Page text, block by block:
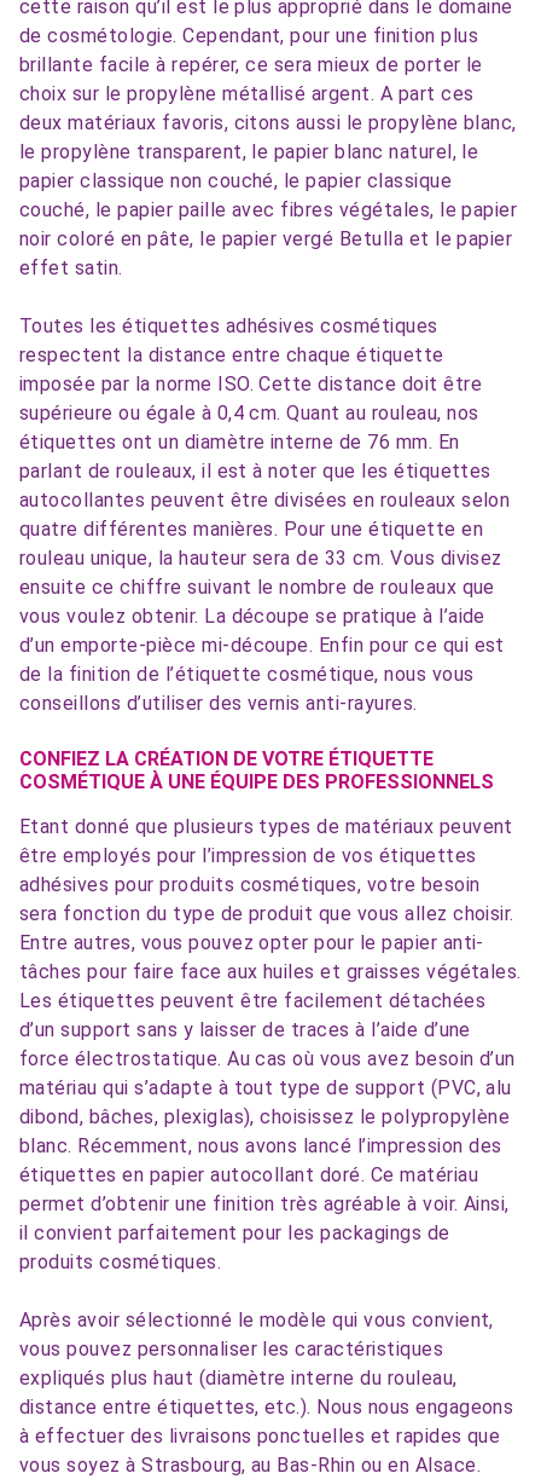
cette raison qu’il est le plus approprié dans le domaine
de cosmétologie. Cependant, pour une finition plus
brillante facile à repérer, ce sera mieux de porter le
choix sur le propylène métallisé argent. A part ces
deux matériaux favoris, citons aussi le propylène blanc,
le propylène transparent, le papier blanc naturel, le
papier classique non couché, le papier classique
couché, le papier paille avec fibres végétales, le papier
noir coloré en pâte, le papier vergé Betulla et le papier
effet satin.
Toutes les étiquettes adhésives cosmétiques
respectent la distance entre chaque étiquette
imposée par la norme ISO. Cette distance doit être
supérieure ou égale à 0,4 cm. Quant au rouleau, nos
étiquettes ont un diamètre interne de 76 mm. En
parlant de rouleaux, il est à noter que les étiquettes
autocollantes peuvent être divisées en rouleaux selon
quatre différentes manières. Pour une étiquette en
rouleau unique, la hauteur sera de 33 cm. Vous divisez
ensuite ce chiffre suivant le nombre de rouleaux que
vous voulez obtenir. La découpe se pratique à l’aide
d’un emporte-pièce mi-découpe. Enfin pour ce qui est
de la finition de l’étiquette cosmétique, nous vous
conseillons d’utiliser des vernis anti-rayures.
CONFIEZ LA CRÉATION DE VOTRE ÉTIQUETTE
COSMÉTIQUE À UNE ÉQUIPE DES PROFESSIONNELS
Etant donné que plusieurs types de matériaux peuvent
être employés pour l’impression de vos étiquettes
adhésives pour produits cosmétiques, votre besoin
sera fonction du type de produit que vous allez choisir.
Entre autres, vous pouvez opter pour le papier anti-
tâches pour faire face aux huiles et graisses végétales.
Les étiquettes peuvent être facilement détachées
d’un support sans y laisser de traces à l’aide d’une
force électrostatique. Au cas où vous avez besoin d’un
matériau qui s’adapte à tout type de support (PVC, alu
dibond, bâches, plexiglas), choisissez le polypropylène
blanc. Récemment, nous avons lancé l’impression des
étiquettes en papier autocollant doré. Ce matériau
permet d’obtenir une finition très agréable à voir. Ainsi,
il convient parfaitement pour les packagings de
produits cosmétiques.
Après avoir sélectionné le modèle qui vous convient,
vous pouvez personnaliser les caractéristiques
expliqués plus haut (diamètre interne du rouleau,
distance entre étiquettes, etc.). Nous nous engageons
à effectuer des livraisons ponctuelles et rapides que
vous soyez à Strasbourg, au Bas-Rhin ou en Alsace.